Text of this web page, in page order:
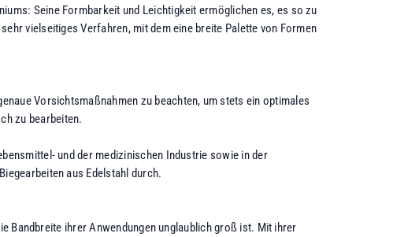
Seine Formbarkeit und Leichtigkeit ermöglichen es, es so zu
vielseitiges Verfahren, mit dem eine breite Palette von Formen
Vorsichtsmaßnahmen zu beachten, um stets ein optimales
zu bearbeiten.
und der medizinischen Industrie sowie in der
aus Edelstahl durch.
Bandbreite ihrer Anwendungen unglaublich groß ist. Mit ihrer